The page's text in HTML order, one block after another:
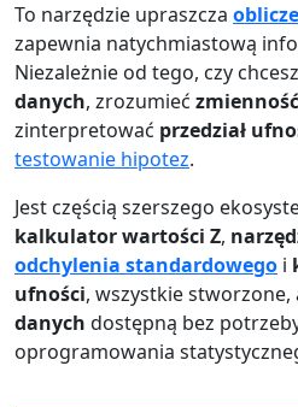
To narzędzie upraszcza
zapewnia natychmiastową
Niezależnie od tego, czy chcesz
danych, zrozumieć
zinterpretować przedział
testowanie hipotez.
Jest częścią szerszego
kalkulator wartości Z,
odchylenia standardowego i
ufności, wszystkie stworzone,
danych dostępną bez
oprogramowania